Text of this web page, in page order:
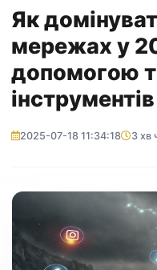
Як
мережах у
допомогою
2025-07-18 11:34:18 3 хв